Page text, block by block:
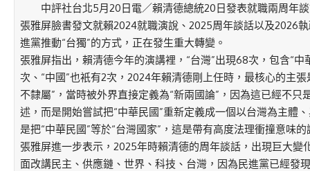
中評社台北5月20日電／賴清德總統20日發表就職兩周年談
張雅屏臉書發文就賴2024就職演說、2025周年談話以及2026
進黨推動“台獨”的方式，正在發生重大轉變。
張雅屏指出，賴清德今年的演講裡，“台灣”出現68次，包含“中
次、“中國”也衹有2次，2024年賴清德剛上任時，最核心的主
不隸屬”，當時被外界直接定義為“新兩國論”，因為這已經不只
述，而是開始嘗試把“中華民國”重新定義成一個以台灣為主體
是把“中華民國”等於“台灣國家”，這是帶有高度法理衝撞意味的
張雅屏進一步表示，2025年時賴清德的周年談話，出現巨大變
面改講民主、供應鏈、世界、科技、台灣，因為民進黨已經發